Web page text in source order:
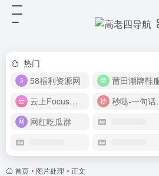
热门
58福利资源网
莆田潮牌鞋
云上Focus接码平台
秒
网红吃瓜群
首页 • 图片处理 • 正文